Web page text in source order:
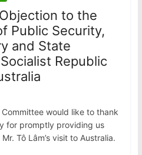
to the
Public Security,
and State
Republic
would like to thank
for promptly providing us
Tô Lâm’s visit to Australia.